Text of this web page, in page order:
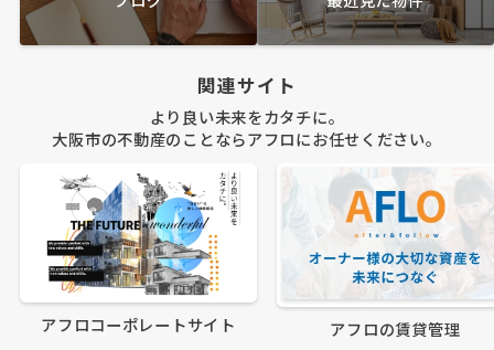
関連サイト
より良い未来をカタチに。
大阪市の不動産のことならアフロにお任せください。
アフロコーポレートサイト アフロの賃貸管理